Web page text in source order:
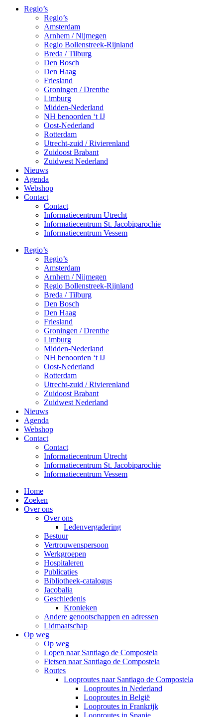
Regio’s
Regio’s
Amsterdam
Arnhem / Nijmegen
Regio Bollenstreek-Rijnland
Breda / Tilburg
Den Bosch
Den Haag
Friesland
Groningen / Drenthe
Limburg
Midden-Nederland
NH benoorden ‘t IJ
Oost-Nederland
Rotterdam
Utrecht-zuid / Rivierenland
Zuidoost Brabant
Zuidwest Nederland
Nieuws
Agenda
Webshop
Contact
Contact
Informatiecentrum Utrecht
Informatiecentrum St. Jacobiparochie
Informatiecentrum Vessem
Regio’s
Regio’s
Amsterdam
Arnhem / Nijmegen
Regio Bollenstreek-Rijnland
Breda / Tilburg
Den Bosch
Den Haag
Friesland
Groningen / Drenthe
Limburg
Midden-Nederland
NH benoorden ‘t IJ
Oost-Nederland
Rotterdam
Utrecht-zuid / Rivierenland
Zuidoost Brabant
Zuidwest Nederland
Nieuws
Agenda
Webshop
Contact
Contact
Informatiecentrum Utrecht
Informatiecentrum St. Jacobiparochie
Informatiecentrum Vessem
Home
Zoeken
Over ons
Over ons
Ledenvergadering
Bestuur
Vertrouwenspersoon
Werkgroepen
Hospitaleren
Publicaties
Bibliotheek-catalogus
Jacobalia
Geschiedenis
Kronieken
Andere genootschappen en adressen
Lidmaatschap
Op weg
Op weg
Lopen naar Santiago de Compostela
Fietsen naar Santiago de Compostela
Routes
Looproutes naar Santiago de Compostela
Looproutes in Nederland
Looproutes in België
Looproutes in Frankrijk
Looproutes in Spanje